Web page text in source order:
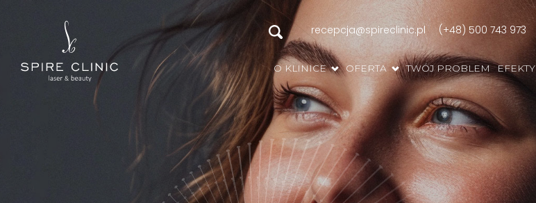
recepcja@spireclinic.pl (+48) 500 743 973
O KLINICE OFERTA TWÓJ PROBLEM EFEKTY